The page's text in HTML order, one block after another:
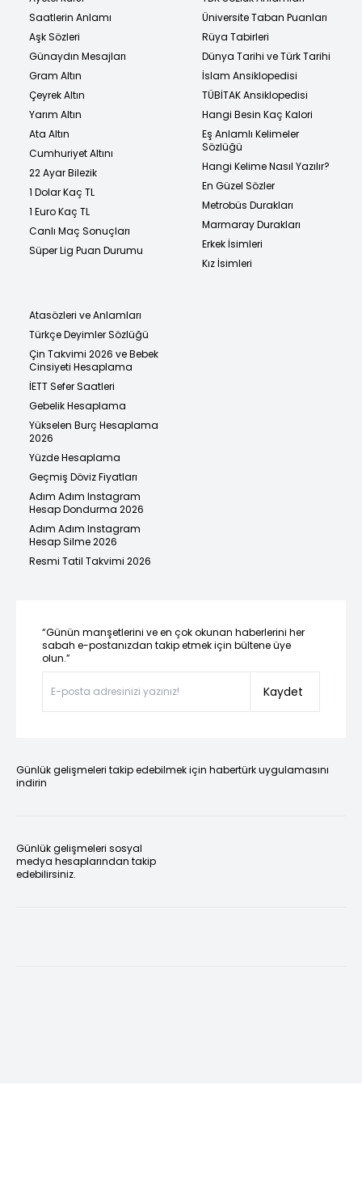
Saatlerin Anlamı
Aşk Sözleri
Günaydın Mesajları
Gram Altın
Çeyrek Altın
Yarım Altın
Ata Altın
Cumhuriyet Altını
22 Ayar Bilezik
1 Dolar Kaç TL
1 Euro Kaç TL
Canlı Maç Sonuçları
Süper Lig Puan Durumu
Üniversite Taban Puanları
Rüya Tabirleri
Dünya Tarihi ve Türk Tarihi
İslam Ansiklopedisi
TÜBİTAK Ansiklopedisi
Hangi Besin Kaç Kalori
Eş Anlamlı Kelimeler
Sözlüğü
Hangi Kelime Nasıl Yazılır?
En Güzel Sözler
Metrobüs Durakları
Marmaray Durakları
Erkek İsimleri
Kız İsimleri
Atasözleri ve Anlamları
Türkçe Deyimler Sözlüğü
Çin Takvimi 2026 ve Bebek
Cinsiyeti Hesaplama
İETT Sefer Saatleri
Gebelik Hesaplama
Yükselen Burç Hesaplama
2026
Yüzde Hesaplama
Geçmiş Döviz Fiyatları
Adım Adım Instagram
Hesap Dondurma 2026
Adım Adım Instagram
Hesap Silme 2026
Resmi Tatil Takvimi 2026
“Günün manşetlerini ve en çok okunan haberlerini her
sabah e-postanızdan takip etmek için bültene üye
olun.”
Kaydet
Günlük gelişmeleri takip edebilmek için habertürk uygulamasını
indirin
Günlük gelişmeleri sosyal
medya hesaplarından takip
edebilirsiniz.